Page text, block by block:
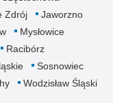
Zdrój
Jaworzno
Mysłowice
Racibórz
Sosnowiec
Wodzisław Śląski